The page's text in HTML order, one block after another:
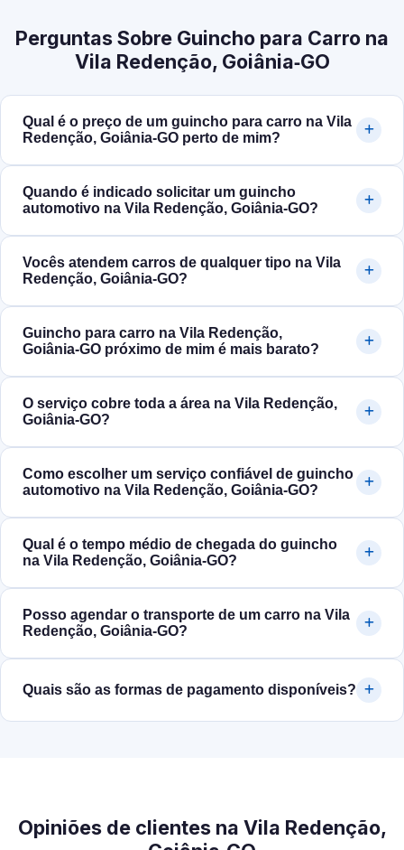
Perguntas Sobre Guincho para Carro na
Vila Redenção, Goiânia‑GO
Qual é o preço de um guincho para carro na Vila
Redenção, Goiânia‑GO perto de mim?
Quando é indicado solicitar um guincho
automotivo na Vila Redenção, Goiânia‑GO?
Vocês atendem carros de qualquer tipo na Vila
Redenção, Goiânia‑GO?
Guincho para carro na Vila Redenção,
Goiânia‑GO próximo de mim é mais barato?
O serviço cobre toda a área na Vila Redenção,
Goiânia‑GO?
Como escolher um serviço confiável de guincho
automotivo na Vila Redenção, Goiânia‑GO?
Qual é o tempo médio de chegada do guincho
na Vila Redenção, Goiânia‑GO?
Posso agendar o transporte de um carro na Vila
Redenção, Goiânia‑GO?
Quais são as formas de pagamento disponíveis?
Opiniões de clientes na Vila Redenção,